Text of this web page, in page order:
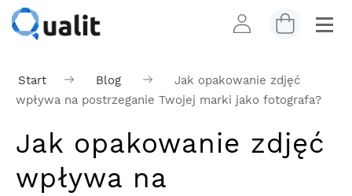
Start Blog
Jak opakowanie zdjęć
wpływa na postrzeganie Twojej marki jako fotografa?
Jak opakowanie zdjęć
wpływa na